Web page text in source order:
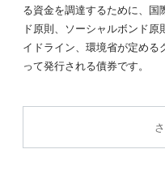
る資金を調達するために、
ド原則、ソーシャルボンド
イドライン、環境省が定める
って発行される債券です。